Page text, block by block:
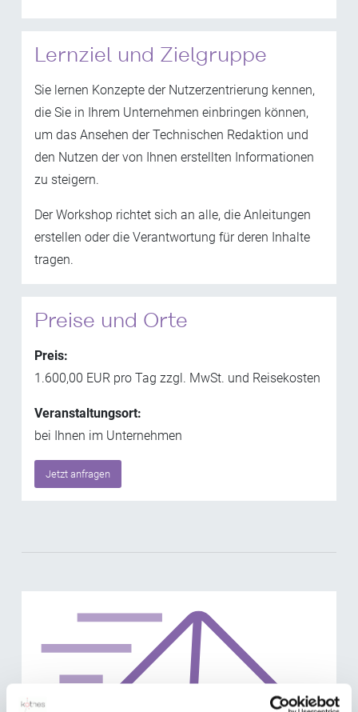
Lernziel und Zielgruppe
Sie lernen Konzepte der Nutzerzentrierung kennen,
die Sie in Ihrem Unternehmen einbringen können,
um das Ansehen der Technischen Redaktion und
den Nutzen der von Ihnen erstellten Informationen
zu steigern.
Der Workshop richtet sich an alle, die Anleitungen
erstellen oder die Verantwortung für deren Inhalte
tragen.
Preise und Orte
Preis:
1.600,00 EUR pro Tag zzgl. MwSt. und Reisekosten
Veranstaltungsort:
bei Ihnen im Unternehmen
Jetzt anfragen